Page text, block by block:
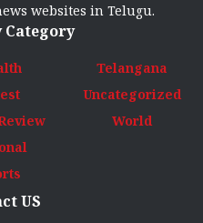
websites in Telugu.
Category
Telangana
Uncategorized
World
US